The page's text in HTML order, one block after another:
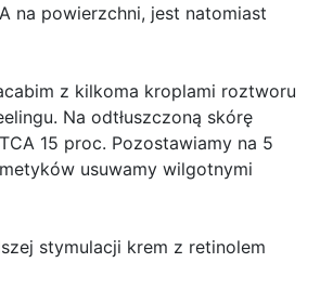
na powierzchni, jest natomiast
z kilkoma kroplami roztworu
Na odtłuszczoną skórę
15 proc. Pozostawiamy na 5
usuwamy wilgotnymi
stymulacji krem z retinolem